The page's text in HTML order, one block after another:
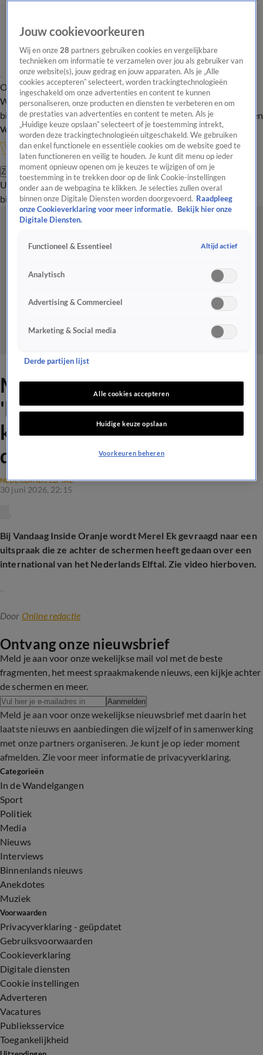
Overzicht Onze programma's Uitzendingen Onze gezichten
In de
WandelgangenInterviewsUitzending
bijwonenPodcastShopVeelgestelde vragenKijkersvraag insturen
Volg Vandaag Inside
Zoeken
UitzendingenVandaag InsideDe OranjezomerShopUitzending
bijwonen
Merel Ek na vraag over
'knappe' Oranje-speler: 'Je
kan ook niks zeggen achter
de schermen!'
NEDERLANDS ELFTAL
30 juni 2026, 22:15
Bij Vandaag Inside Oranje wordt Merel Ek gevraagd naar een
uitspraak die ze achter de schermen heeft gedaan over een
international van het Nederlands Elftal. Zie video hierboven.
Door Online redactie
Ontvang onze nieuwsbrief
Meld je aan voor onze wekelijkse mail vol met de beste
fragmenten, het meest spraakmakende nieuws, een kijkje achter
de schermen en meer.
Aanmelden
Meld je aan voor onze wekelijkse nieuwsbrief met daarin het
laatste nieuws en aanbiedingen die wijzelf of in samenwerking
met onze partners organiseren. Je kunt je op ieder moment
afmelden. Zie voor meer informatie de privacyverklaring.
Categorieën
In de Wandelgangen
Sport
Politiek
Media
Nieuws
Interviews
Binnenlands nieuws
Anekdotes
Muziek
Voorwaarden
Privacyverklaring - geüpdatet
Gebruiksvoorwaarden
Cookieverklaring
Digitale diensten
Cookie instellingen
Adverteren
Vacatures
Publieksservice
Toegankelijkheid
Jouw cookievoorkeuren
Wij en onze28 partners gebruiken cookies en vergelijkbare
technieken om informatie te verzamelen over jou als gebruiker van
onze website(s), jouw gedrag en jouw apparaten. Als je „Alle
cookies accepteren” selecteert, worden trackingtechnologieën
ingeschakeld om onze advertenties en content te kunnen
personaliseren, onze producten en diensten te verbeteren en om
de prestaties van advertenties en content te meten. Als je
„Huidige keuze opslaan” selecteert of je toestemming intrekt,
worden deze trackingtechnologieën uitgeschakeld. We gebruiken
dan enkel functionele en essentiële cookies om de website goed te
laten functioneren en veilig te houden. Je kunt dit menu op ieder
moment opnieuw openen om je keuzes te wijzigen of om je
toestemming in te trekken door op de link Cookie-instellingen
onder aan de webpagina te klikken. Je selecties zullen overal
binnen onze Digitale Diensten worden doorgevoerd. Raadpleeg
onze Cookieverklaring voor meer informatie.
Bekijk hier onze
Digitale Diensten.
Functioneel & Essentieel Altijd actief
Analytisch
Advertising & Commercieel
Marketing & Social media
Derde partijen lijst
Alle cookies accepteren
Huidige keuze opslaan
Voorkeuren beheren